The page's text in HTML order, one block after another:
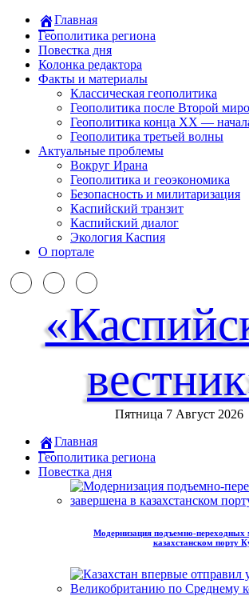
Главная
Геополитика региона
Повестка дня
Колонка редактора
Факты и материалы
Классическая геополитика
Геополитика после Второй
Геополитика конца XX —
Геополитика третьей волны
Актуальные проблемы
Вокруг Ирана
Геополитика и геоэкономика
Безопасность и милитаризация
Каспийский транзит
Каспийский диалог
Экология Каспия
О портале
Пятница 7 Август 2026
Главная
Геополитика региона
Повестка дня
Модернизация подъемно-переходных
казахстанском порту